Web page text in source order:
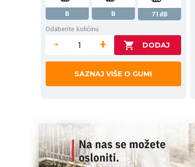
B B
71dB
Odaberite količinu
- +
SAZNAJ VIŠE O GUMI